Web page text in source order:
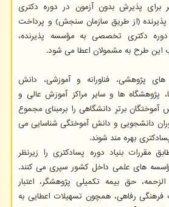
برای پذیرشِ بدون آزمون در دوره دکتری
(از طریق سازمان سنجش) و پرداخت
دکتری تخصصی به مؤسسه پذیرنده،
این طرح به مشمولان اعطا می شود.
های پژوهشی، فناورانه و آموزشی، دانش
پژوهشگاه ها و سایر مراکز آموزش عالی و
آموختگان برترِ دانشگاهی را برمبنای مجموع
دانشجویی و دانش آموختگی شناسایی می
بهره مند شوند.
مقررات بنیاد دوره پسادکتری را زیرنظر
های علمی داخل کشور سپری می کنند.
حق بیمه تکمیلی پژوهشگر، اعتبار
فرهنگی رفاهی، همچون تسهیلات اعطایی به